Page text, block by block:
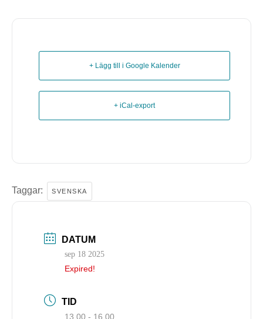
+ Lägg till i Google Kalender
+ iCal-export
Taggar: SVENSKA
DATUM
sep 18 2025
Expired!
TID
13.00 - 16.00